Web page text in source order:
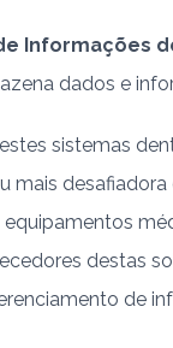
Informações
dados e
sistemas
mais
equipamentos
destas
de